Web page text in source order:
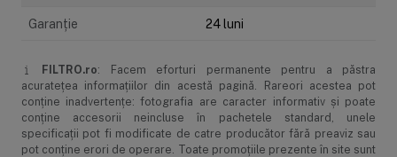
Garanţie 24 luni
FILTRO.ro: Facem eforturi permanente pentru a păstra
acurateţea informaţiilor din acestă pagină. Rareori acestea pot
conţine inadvertenţe: fotografia are caracter informativ şi poate
conţine accesorii neincluse în pachetele standard, unele
specificaţii pot fi modificate de catre producător fără preaviz sau
pot conţine erori de operare. Toate promoţiile prezente în site sunt